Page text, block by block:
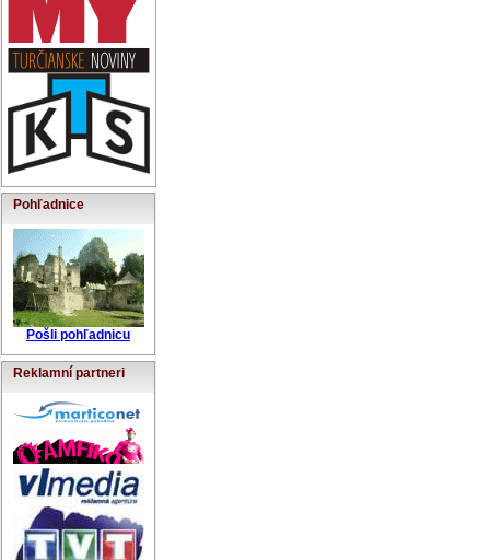
Pohľadnice
Pošli pohľadnicu
Reklamní partneri